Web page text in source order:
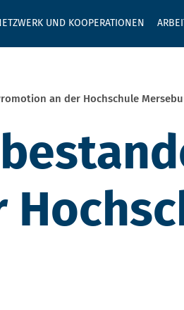
UND KOOPERATIONEN
GEBEN SIE
an der Hochschule